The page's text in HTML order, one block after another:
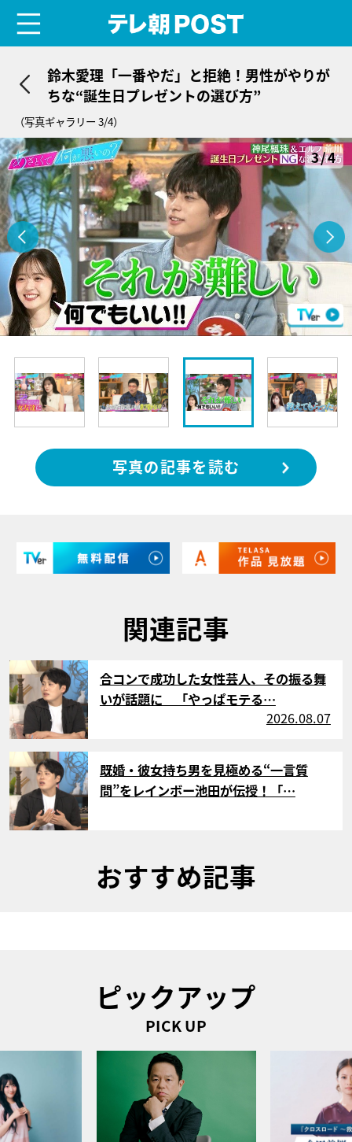
鈴木愛理「一番やだ」と拒絶！男性がやりが
ちな“誕生日プレゼントの選び方”
（写真ギャラリー 3/4）
3/4
写真の記事を読む
関連記事
サムネイル
合コンで成功した女性芸人、その振る舞
いが話題に 「やっぱモテる…
2026.08.07
サムネイル
既婚・彼女持ち男を見極める“一言質
問”をレインボー池田が伝授！「…
おすすめ記事
ピックアップ
PICK UP